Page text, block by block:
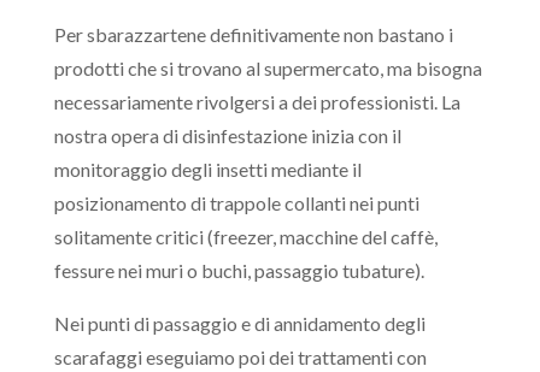
Per sbarazzartene definitivamente non bastano i
prodotti che si trovano al supermercato, ma bisogna
necessariamente rivolgersi a dei professionisti. La
nostra opera di disinfestazione inizia con il
monitoraggio degli insetti mediante il
posizionamento di trappole collanti nei punti
solitamente critici (freezer, macchine del caffè,
fessure nei muri o buchi, passaggio tubature).
Nei punti di passaggio e di annidamento degli
scarafaggi eseguiamo poi dei trattamenti con